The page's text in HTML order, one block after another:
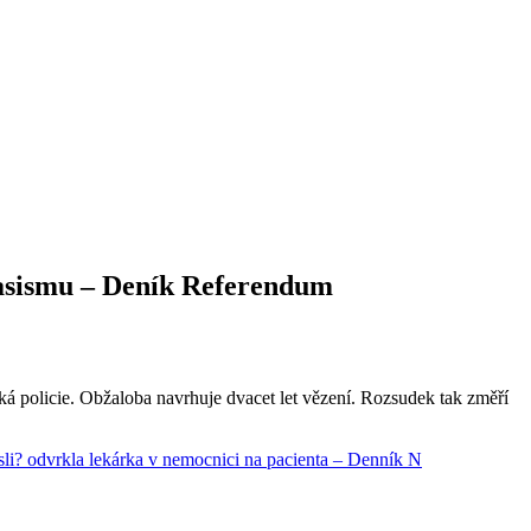
– Deník Referendum
policie. Obžaloba navrhuje dvacet let vězení. Rozsudek tak změří
odvrkla lekárka v nemocnici na pacienta – Denník N